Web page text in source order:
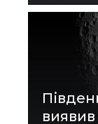
виявив